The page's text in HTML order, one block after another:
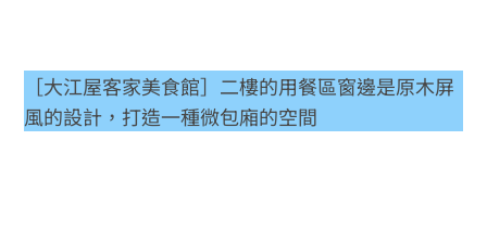
［大江屋客家美食館］二樓的用餐區窗邊是原木屏
風的設計，打造一種微包廂的空間